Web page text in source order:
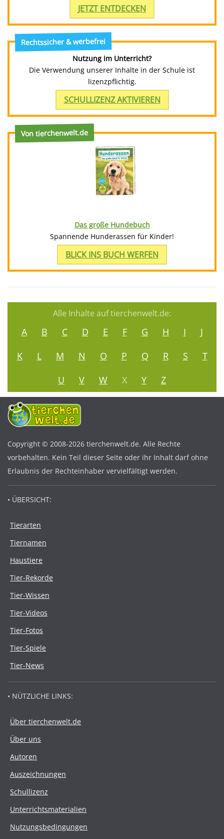
JETZT ENTDECKEN
Rechtssicher & werbefrei
Nutzung im Unterricht?
Die Verwendung unserer Inhalte in der Schule ist
lizenzpflichtig.
SCHULLIZENZ AKTIVIEREN
Von tierchenwelt.de
Das große Hundebuch
Spannende Hunderassen für Kinder!
BLICK INS BUCH WERFEN
Alle Inhalte auf tierchenwelt.de:
A B C D E F G H I
J
K
L M N O P Q R S
T
U
V W X Y Z
Copyright © 2008-2026 tierchenwelt.de. Alle Rechte
vorbehalten. Kein Teil dieser Seite oder ihr Inhalt darf ohne
Erlaubnis der Rechteinhaber vervielfältigt werden.
• ÜBERSICHT:
Tierarten
Tiernamen
Haustiere
Tier-Rekorde
Tier-Wissen
Tier-Videos
Tier-Fotos
Tier-Spiele
Tier-News
• NÜTZLICHE LINKS:
Über tierchenwelt.de
Über uns
Autoren
Auszeichnungen
Schullizenz
Unterrichtsmaterialien
Nutzungsbedingungen